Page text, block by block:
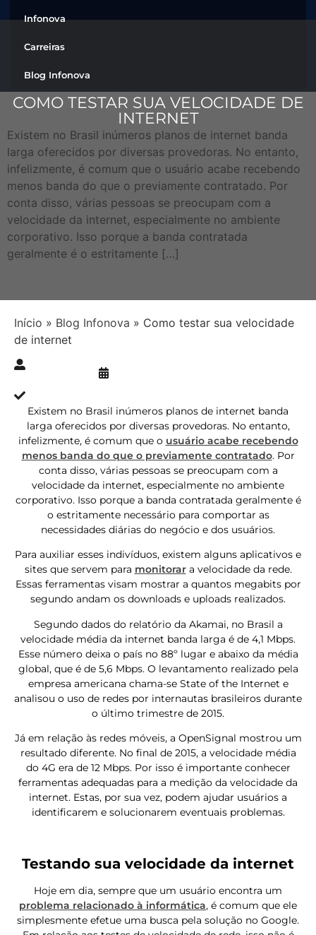
Infonova
Carreiras
Blog Infonova
COMO TESTAR SUA VELOCIDADE DE
INTERNET
Existem no Brasil inúmeros planos de internet banda
larga oferecidos por diversas provedoras. No entanto,
infelizmente, é comum que o usuário acabe recebendo
menos banda do que o previamente contratado. Por
conta disso, várias pessoas se preocupam com a
velocidade da internet, especialmente no ambiente
corporativo. Isso porque a banda contratada
geralmente é o estritamente […]
Início » Blog Infonova » Como testar sua velocidade
de internet
Existem no Brasil inúmeros planos de internet banda
larga oferecidos por diversas provedoras. No entanto,
infelizmente, é comum que o usuário acabe recebendo
menos banda do que o previamente contratado. Por
conta disso, várias pessoas se preocupam com a
velocidade da internet, especialmente no ambiente
corporativo. Isso porque a banda contratada geralmente é
o estritamente necessário para comportar as
necessidades diárias do negócio e dos usuários.
Para auxiliar esses indivíduos, existem alguns aplicativos e
sites que servem para monitorara velocidade da rede.
Essas ferramentas visam mostrar a quantos megabits por
segundo andam os downloads e uploads realizados.
Segundo dados do relatório da Akamai, no Brasil a
velocidade média da internet banda larga é de 4,1 Mbps.
Esse número deixa o país no 88º lugar e abaixo da média
global, que é de 5,6 Mbps. O levantamento realizado pela
empresa americana chama-se State of the Internet e
analisou o uso de redes por internautas brasileiros durante
o último trimestre de 2015.
Já em relação às redes móveis, a OpenSignal mostrou um
resultado diferente. No final de 2015, a velocidade média
do 4G era de 12 Mbps. Por isso é importante conhecer
ferramentas adequadas para a medição da velocidade da
internet. Estas, por sua vez, podem ajudar usuários a
identificarem e solucionarem eventuais problemas.
Testando sua velocidade da internet
Hoje em dia, sempre que um usuário encontra um
problema relacionado à informática, é comum que ele
simplesmente efetue uma busca pela solução no Google.